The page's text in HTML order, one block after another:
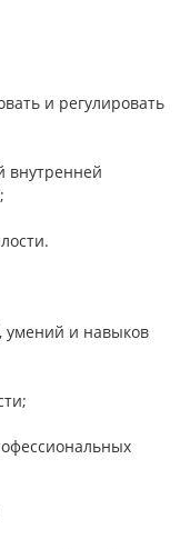
и регулировать
внутренней
умений и навыков